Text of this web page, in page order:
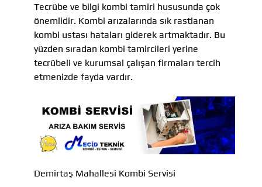
Tecrübe ve bilgi kombi tamiri hususunda çok
önemlidir. Kombi arızalarında sık rastlanan
kombi ustası hataları giderek artmaktadır. Bu
yüzden sıradan kombi tamircileri yerine
tecrübeli ve kurumsal çalışan firmaları tercih
etmenizde fayda vardır.
Demirtaş Mahallesi Kombi Servisi